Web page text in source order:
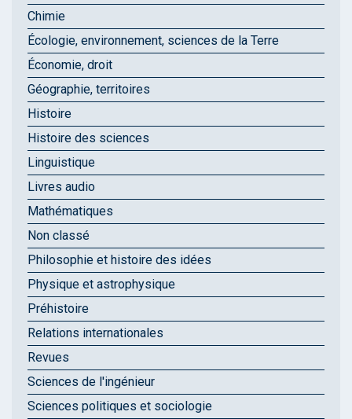
Chimie
Écologie, environnement, sciences de la Terre
Économie, droit
Géographie, territoires
Histoire
Histoire des sciences
Linguistique
Livres audio
Mathématiques
Non classé
Philosophie et histoire des idées
Physique et astrophysique
Préhistoire
Relations internationales
Revues
Sciences de l'ingénieur
Sciences politiques et sociologie